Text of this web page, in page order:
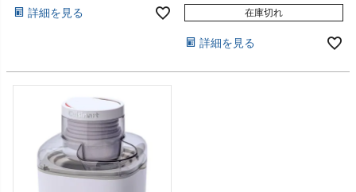
詳細を見る 在庫切れ
詳細を見る